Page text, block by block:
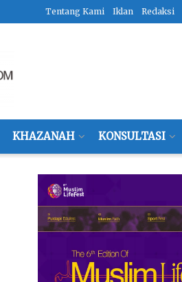
Tentang Kami Iklan Redaksi
KHAZANAH KONSULTASI